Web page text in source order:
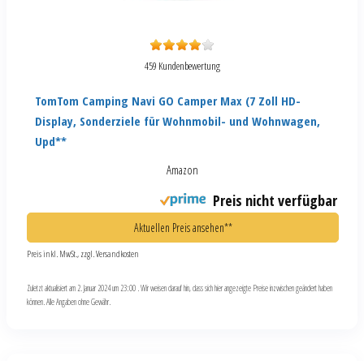
459 Kundenbewertung
TomTom Camping Navi GO Camper Max (7 Zoll HD-
Display, Sonderziele für Wohnmobil- und Wohnwagen,
Upd**
Amazon
Preis nicht verfügbar
Aktuellen Preis ansehen**
Preis inkl. MwSt., zzgl. Versandkosten
Zuletzt aktualisiert am 2. Januar 2024 um 23:00 . Wir weisen darauf hin, dass sich hier angezeigte Preise inzwischen geändert haben
können. Alle Angaben ohne Gewähr.